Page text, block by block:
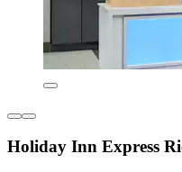
Holiday Inn Express